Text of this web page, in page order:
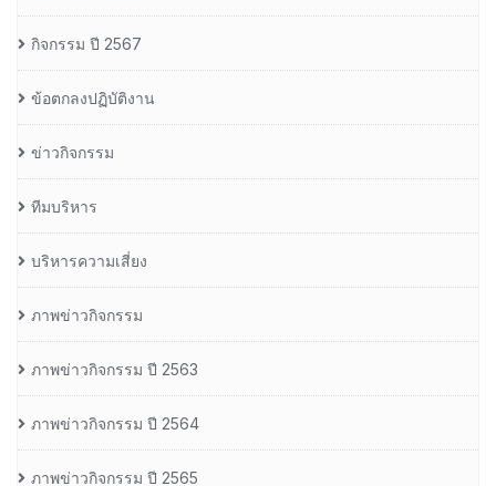
กิจกรรม ปี 2567
ข้อตกลงปฏิบัติงาน
ข่าวกิจกรรม
ทีมบริหาร
บริหารความเสี่ยง
ภาพข่าวกิจกรรม
ภาพข่าวกิจกรรม ปี 2563
ภาพข่าวกิจกรรม ปี 2564
ภาพข่าวกิจกรรม ปี 2565